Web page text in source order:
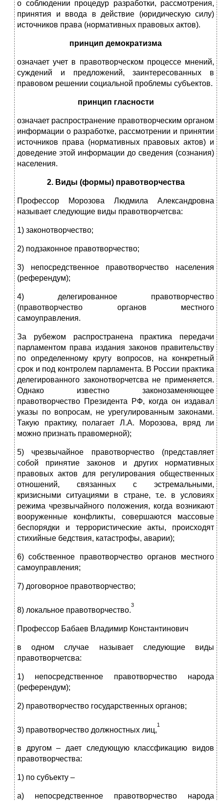
о соблюдении процедур разработки, рассмотрения,
принятия и ввода в действие (юридическую силу)
источников права (нормативных правовых актов).
принцип демократизма
означает учет в правотворческом процессе мнений,
суждений и предложений, заинтересованных в
правовом решении социальной проблемы субъектов.
принцип гласности
означает распространение правотворческим органом
информации о разработке, рассмотрении и принятии
источников права (нормативных правовых актов) и
доведение этой информации до сведения (сознания)
населения.
2. Виды (формы) правотворчества
Профессор Морозова Людмила Александровна
называет следующие виды правотворчетсва:
1) законотворчество;
2) подзаконное правотворчество;
3) непосредственное правотворчество населения
(референдум);
4) делегированное правотворчество
(правотворчество органов местного
самоуправления.
За рубежом распространена практика передачи
парламентом права издания законов правительству
по определенному кругу вопросов, на конкретный
срок и под контролем парламента. В России практика
делегированного законотворчетсва не применяется.
Однако известно законозаменяющее
правотворчество Президента РФ, когда он издавал
указы по вопросам, не урегулированным законами.
Такую практику, полагает Л.А. Морозова, вряд ли
можно признать правомерной);
5) чрезвычайное правотворчество (представляет
собой принятие законов и других нормативных
правовых актов для регулирования общественных
отношений, связанных с эстремальными,
кризисными ситуациями в стране, т.е. в условиях
режима чрезвычайного положения, когда возникают
вооруженные конфликты, совершаются массовые
беспорядки и террористические акты, происходят
стихийные бедствия, катастрофы, аварии);
6) собственное правотворчество органов местного
самоуправления;
7) договорное правотворчество;
8) локальное правотворчество.
3
Профессор Бабаев Владимир Константинович
в одном случае называет следующие виды
правотворчетсва:
1) непосредственное правотворчество народа
(референдум);
2) правотворчество государственных органов;
3) правотворчество должностных лиц,
1
в другом – дает следующую классфикацию видов
правотворчества:
1) по субъекту –
а) непосредственное правотворчество народа